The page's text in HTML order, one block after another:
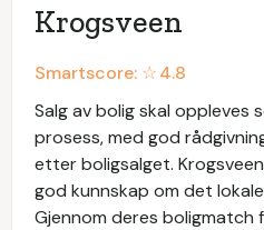
Krogsveen
Smartscore: ☆4.8
Salg av bolig skal oppleves
prosess, med god
etter boligsalget.
god kunnskap om det
Gjennom deres boligmatch